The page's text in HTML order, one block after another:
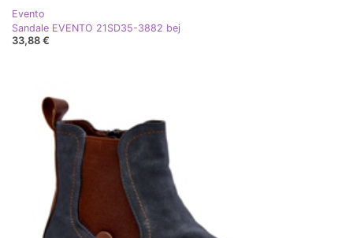
Evento
Sandale EVENTO 21SD35-3882 bej
33,88 €